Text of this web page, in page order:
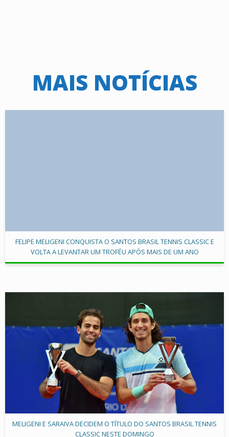
MAIS NOTÍCIAS
FELIPE MELIGENI CONQUISTA O SANTOS BRASIL TENNIS CLASSIC E
VOLTA A LEVANTAR UM TROFÉU APÓS MAIS DE UM ANO
MELIGENI E SARAIVA DECIDEM O TÍTULO DO SANTOS BRASIL TENNIS
CLASSIC NESTE DOMINGO